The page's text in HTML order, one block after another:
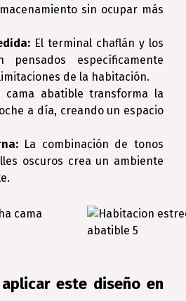
sin ocupar más
El terminal chaflán y los
pensados específicamente
de la habitación.
cama abatible transforma la
a día, creando un espacio
La combinación de tonos
oscuros crea un ambiente
este diseño en